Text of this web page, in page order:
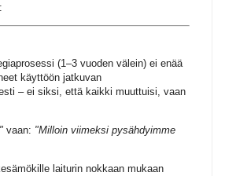
(1–3 vuoden välein) ei enää
käyttöön jatkuvan
– ei siksi, että kaikki muuttuisi, vaan
vaan: "Milloin viimeksi pysähdyimme
laiturin nokkaan mukaan